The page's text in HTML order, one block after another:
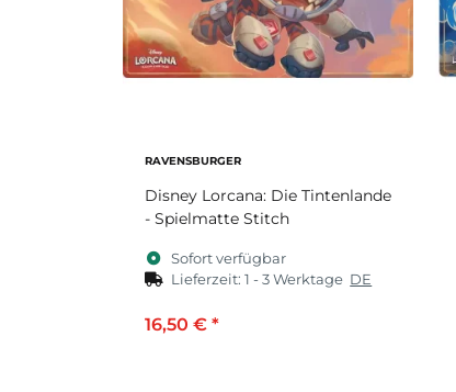
RAVENSBURGER
Disney Lorcana: Die Tintenlande
- Spielmatte Stitch
Sofort verfügbar
Lieferzeit:1 - 3 Werktage DE
16,50 € *